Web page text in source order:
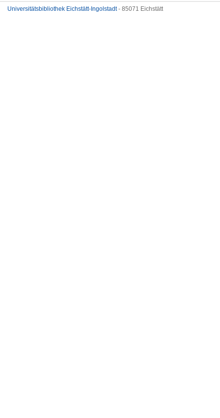
Universitätsbibliothek Eichstätt-Ingolstadt- 85071 Eichstätt